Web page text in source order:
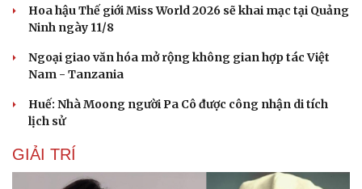
Hoa hậu Thế giới Miss World 2026 sẽ khai mạc tại Quảng
Ninh ngày 11/8
Ngoại giao văn hóa mở rộng không gian hợp tác Việt
Nam - Tanzania
Huế: Nhà Moong người Pa Cô được công nhận di tích
lịch sử
GIẢI TRÍ